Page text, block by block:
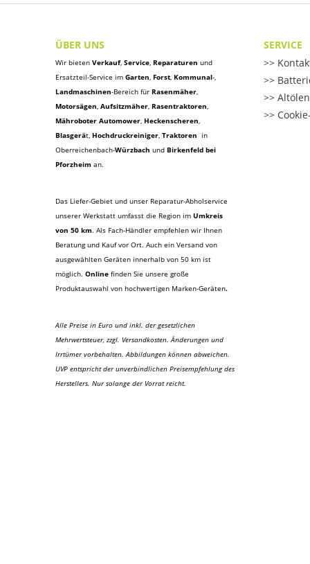
ÜBER UNS
Wir bieten Verkauf, Service, Reparaturen und
Ersatzteil-Service im Garten, Forst, Kommunal-,
Landmaschinen-Bereich für Rasenmäher,
Motorsägen, Aufsitzmäher, Rasentraktoren,
Mähroboter Automower, Heckenscheren,
Blasgerät, Hochdruckreiniger, Traktoren in
Oberreichenbach-Würzbach und Birkenfeld bei
Pforzheim an.
Das Liefer-Gebiet und unser Reparatur-Abholservice
unserer Werkstatt umfasst die Region im Umkreis
von 50 km. Als Fach-Händler empfehlen wir Ihnen
Beratung und Kauf vor Ort. Auch ein Versand von
ausgewählten Geräten innerhalb von 50 km ist
möglich. Online finden Sie unsere große
Produktauswahl von hochwertigen Marken-Geräten.
Alle Preise in Euro und inkl. der gesetzlichen
Mehrwertsteuer, zzgl. Versandkosten. Änderungen und
Irrtümer vorbehalten. Abbildungen können abweichen.
UVP entspricht der unverbindlichen Preisempfehlung des
Herstellers. Nur solange der Vorrat reicht.
SERVICE